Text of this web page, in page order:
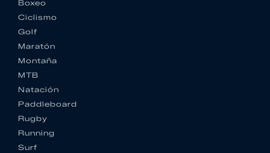
Boxeo
Ciclismo
Golf
Maratón
Montaña
MTB
Natación
Paddleboard
Rugby
Running
Surf